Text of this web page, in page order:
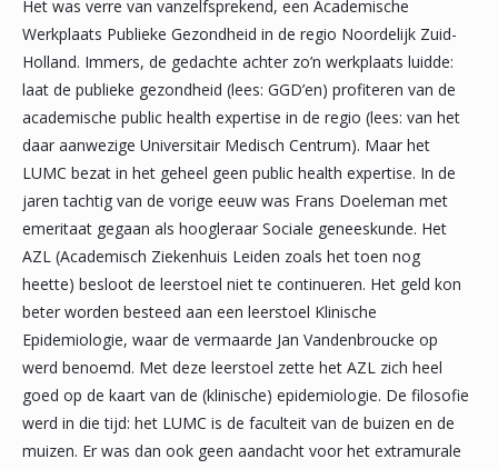
Het was verre van vanzelfsprekend, een Academische
Werkplaats Publieke Gezondheid in de regio Noordelijk Zuid-
Holland. Immers, de gedachte achter zo’n werkplaats luidde:
laat de publieke gezondheid (lees: GGD’en) profiteren van de
academische public health expertise in de regio (lees: van het
daar aanwezige Universitair Medisch Centrum). Maar het
LUMC bezat in het geheel geen public health expertise. In de
jaren tachtig van de vorige eeuw was Frans Doeleman met
emeritaat gegaan als hoogleraar Sociale geneeskunde. Het
AZL (Academisch Ziekenhuis Leiden zoals het toen nog
heette) besloot de leerstoel niet te continueren. Het geld kon
beter worden besteed aan een leerstoel Klinische
Epidemiologie, waar de vermaarde Jan Vandenbroucke op
werd benoemd. Met deze leerstoel zette het AZL zich heel
goed op de kaart van de (klinische) epidemiologie. De filosofie
werd in die tijd: het LUMC is de faculteit van de buizen en de
muizen. Er was dan ook geen aandacht voor het extramurale